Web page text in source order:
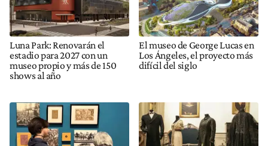
Luna Park: Renovarán el
estadio para 2027 con un
museo propio y más de 150
shows al año
El museo de George Lucas en
Los Ángeles, el proyecto más
difícil del siglo